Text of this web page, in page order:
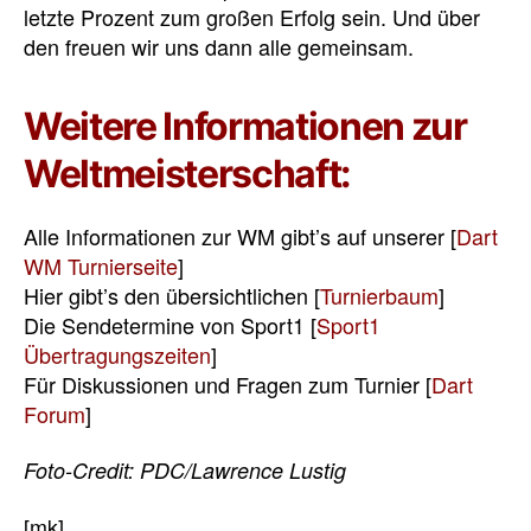
letzte Prozent zum großen Erfolg sein. Und über
den freuen wir uns dann alle gemeinsam.
Weitere Informationen zur
Weltmeisterschaft:
Alle Informationen zur WM gibt’s auf unserer [Dart
WM Turnierseite]
Hier gibt’s den übersichtlichen [Turnierbaum]
Die Sendetermine von Sport1 [Sport1
Übertragungszeiten]
Für Diskussionen und Fragen zum Turnier [Dart
Forum]
Foto-Credit: PDC/Lawrence Lustig